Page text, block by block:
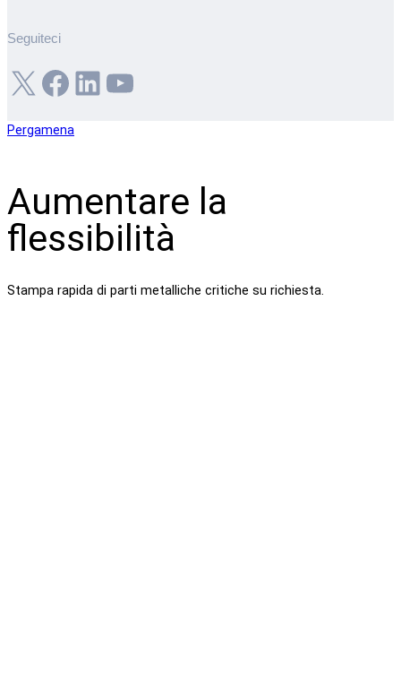
Seguiteci
X Facebook LinkedIn YouTube
Pergamena
Aumentare la
flessibilità
Stampa rapida di parti metalliche critiche su richiesta.